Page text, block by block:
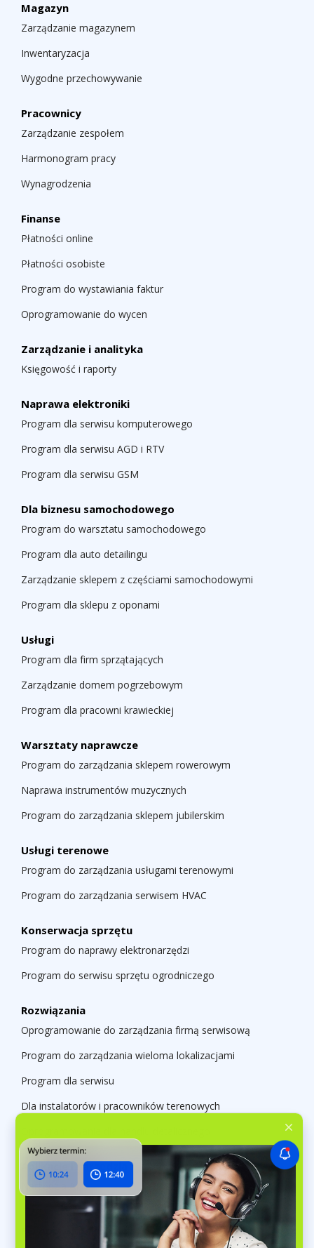
Magazyn
Zarządzanie magazynem
Inwentaryzacja
Wygodne przechowywanie
Pracownicy
Zarządzanie zespołem
Harmonogram pracy
Wynagrodzenia
Finanse
Płatności online
Płatności osobiste
Program do wystawiania faktur
Oprogramowanie do wycen
Zarządzanie i analityka
Księgowość i raporty
Naprawa elektroniki
Program dla serwisu komputerowego
Program dla serwisu AGD i RTV
Program dla serwisu GSM
Dla biznesu samochodowego
Program do warsztatu samochodowego
Program dla auto detailingu
Zarządzanie sklepem z częściami samochodowymi
Program dla sklepu z oponami
Usługi
Program dla firm sprzątających
Zarządzanie domem pogrzebowym
Program dla pracowni krawieckiej
Warsztaty naprawcze
Program do zarządzania sklepem rowerowym
Naprawa instrumentów muzycznych
Program do zarządzania sklepem jubilerskim
Usługi terenowe
Program do zarządzania usługami terenowymi
Program do zarządzania serwisem HVAC
Konserwacja sprzętu
Program do naprawy elektronarzędzi
Program do serwisu sprzętu ogrodniczego
Rozwiązania
Oprogramowanie do zarządzania firmą serwisową
Program do zarządzania wieloma lokalizacjami
Program dla serwisu
Dla instalatorów i pracowników terenowych
Aplikacje i narzędzia
Narzędzia AI
RO App a konkurencja